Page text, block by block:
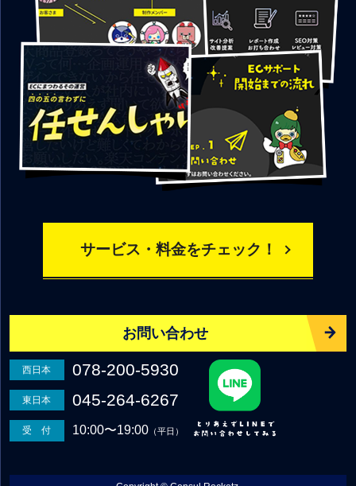
サービス・料金をチェック！
お問い合わせ
西日本 078-200-5930
東日本 045-264-6267
受 付 10:00〜19:00（平日）